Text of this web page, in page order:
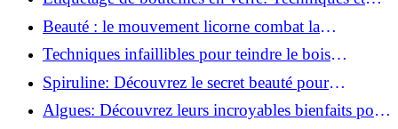
astuces incontournables!
Beauté : le mouvement licorne combat la
surconsommation !
Techniques infaillibles pour teindre le bois
naturellement: Découvrez comment!
Spiruline: Découvrez le secret beauté pour
revitaliser les peaux fatiguées!
Algues: Découvrez leurs incroyables bienfaits pour